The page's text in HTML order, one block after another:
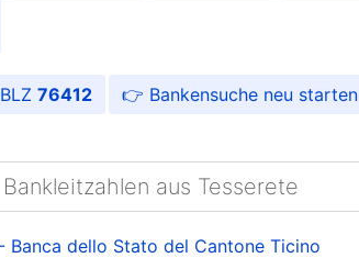
76412 👉 Bankensuche neu starten
aus Tesserete
Banca dello Stato del Cantone Ticino